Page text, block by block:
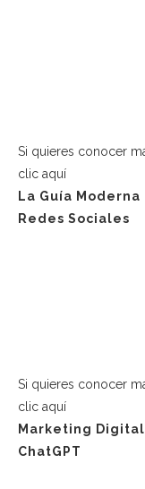
Si quieres conocer
clic aquí
La Guía
Redes Sociales
Si quieres conocer
clic aquí
Marketing
ChatGPT